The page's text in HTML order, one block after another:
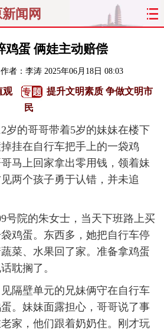
闻网
太原
文明 出行
政务 教育
读 最太原 网罗民生
鸡蛋 俩娃主动赔偿
作者：李涛 2025年06月18日 08:03
观
提升文明素质 争做文明市
民
的哥哥带着5岁的妹妹在楼下
挂在自行车把手上的一袋鸡
马上回家拿出零用钱，领着妹
两个孩子勇于认错，并未追
院的朱女士，当天下班路上买
鸡蛋。东西多，她把自行车停
菜、水果回了家。准备拿鸡蛋
耽搁了。
壁单元的兄妹俩守在自行车
。妹妹面露担心，哥哥说了事
家，他们跟着奶奶住。刚才玩